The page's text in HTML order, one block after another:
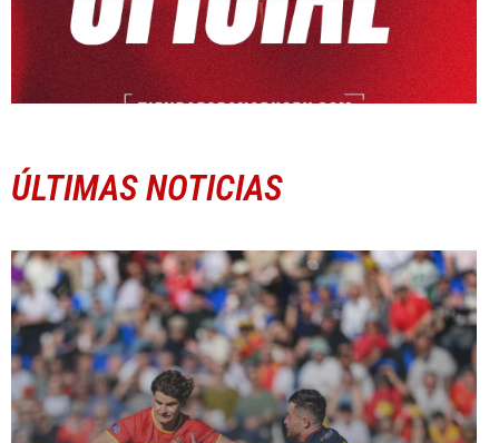
ÚLTIMAS NOTICIAS